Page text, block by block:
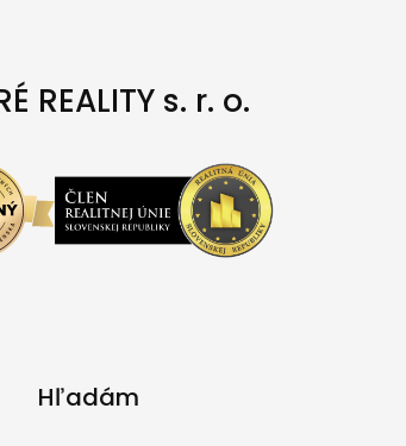
REALITY s. r. o.
Hľadám